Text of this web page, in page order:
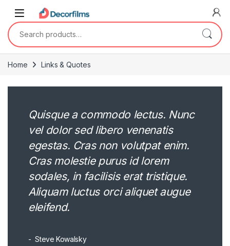
Search for:
Home Links & Quotes
Quisque a commodo lectus. Nunc
vel dolor sed libero venenatis
egestas. Cras non volutpat enim.
Cras molestie purus id lorem
sodales, in facilisis erat tristique.
Aliquam luctus orci aliquet augue
eleifend.
Steve Kowalsky